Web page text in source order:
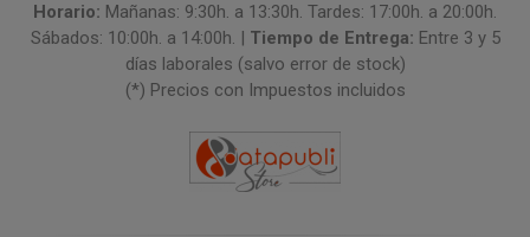
Horario: Mañanas: 9:30h. a 13:30h. Tardes: 17:00h. a 20:00h.
Sábados: 10:00h. a 14:00h. | Tiempo de Entrega: Entre 3 y 5
días laborales (salvo error de stock)
(*) Precios con Impuestos incluidos